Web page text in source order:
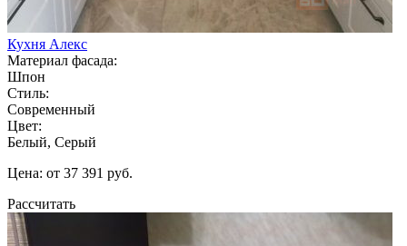
Кухня Алекс
Материал фасада:
Шпон
Стиль:
Современный
Цвет:
Белый, Серый
Цена: от 37 391 руб.
Рассчитать